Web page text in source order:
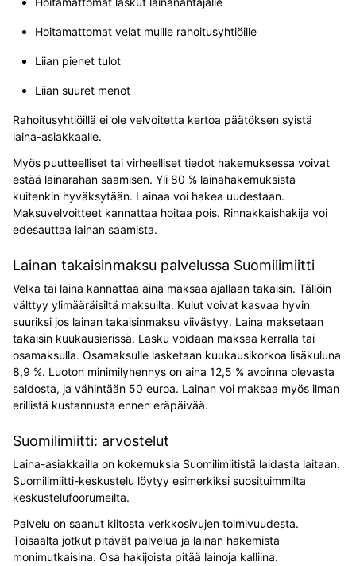
Hoitamattomat velat muille rahoitusyhtiöille
Liian pienet tulot
Liian suuret menot
Rahoitusyhtiöillä ei ole velvoitetta kertoa päätöksen syistä
laina-asiakkaalle.
Myös puutteelliset tai virheelliset tiedot hakemuksessa voivat
estää lainarahan saamisen. Yli 80 % lainahakemuksista
kuitenkin hyväksytään. Lainaa voi hakea uudestaan.
Maksuvelvoitteet kannattaa hoitaa pois. Rinnakkaishakija voi
edesauttaa lainan saamista.
Lainan takaisinmaksu palvelussa Suomilimiitti
Velka tai laina kannattaa aina maksaa ajallaan takaisin. Tällöin
välttyy ylimääräisiltä maksuilta. Kulut voivat kasvaa hyvin
suuriksi jos lainan takaisinmaksu viivästyy. Laina maksetaan
takaisin kuukausierissä. Lasku voidaan maksaa kerralla tai
osamaksulla. Osamaksulle lasketaan kuukausikorkoa lisäkuluna
8,9 %. Luoton minimilyhennys on aina 12,5 % avoinna olevasta
saldosta, ja vähintään 50 euroa. Lainan voi maksaa myös ilman
erillistä kustannusta ennen eräpäivää.
Suomilimiitti: arvostelut
Laina-asiakkailla on kokemuksia Suomilimiitistä laidasta laitaan.
Suomilimiitti-keskustelu löytyy esimerkiksi suosituimmilta
keskustelufoorumeilta.
Palvelu on saanut kiitosta verkkosivujen toimivuudesta.
Toisaalta jotkut pitävät palvelua ja lainan hakemista
monimutkaisina. Osa hakijoista pitää lainoja kalliina.